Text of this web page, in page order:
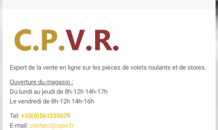
Expert de la vente en ligne sur les pièces de volets roulants et de stores.
Ouverture du magasin :
Du lundi au jeudi de 8h-12h 14h-17h
Le vendredi de 8h-12h 14h-16h
Tel: +33(0)561235679
E-mail: contact@cpvr.fr